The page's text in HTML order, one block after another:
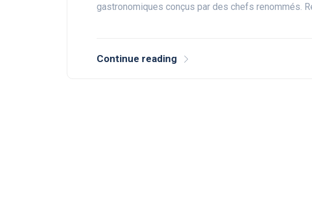
gastronomiques conçus par des chefs renommés.
Continue reading